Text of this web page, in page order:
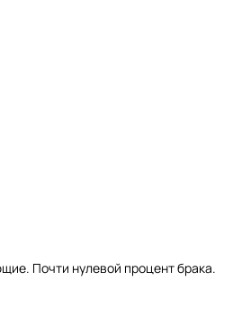
Почти нулевой процент брака.